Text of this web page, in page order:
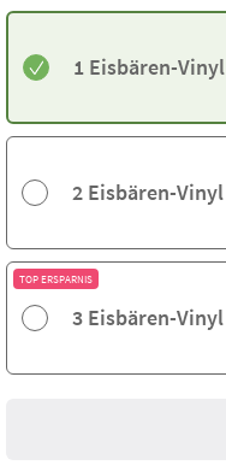
1 Eisbären-Vinyl
2 Eisbären-Vinyl
TOP ERSPARNIS
3 Eisbären-Vinyl